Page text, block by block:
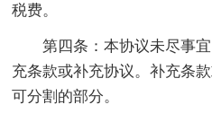
税费。
第四条：本协议未尽事宜
充条款或补充协议。补充条
可分割的部分。